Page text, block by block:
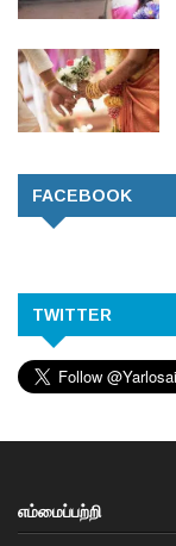
FACEBOOK
TWITTER
எம்மைப்பற்றி